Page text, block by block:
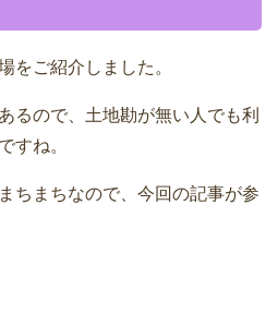
をご紹介しました。
るので、土地勘が無い人でも利
すね。
ちまちなので、今回の記事が参